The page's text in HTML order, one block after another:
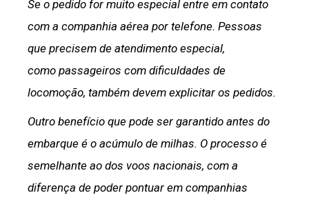
Se o pedido for muito especial entre em contato
com a companhia aérea por telefone. Pessoas
que precisem de atendimento especial,
como passageiros com dificuldades de
locomoção, também devem explicitar os pedidos.
Outro benefício que pode ser garantido antes do
embarque é o acúmulo de milhas. O processo é
semelhante ao dos voos nacionais, com a
diferença de poder pontuar em companhias